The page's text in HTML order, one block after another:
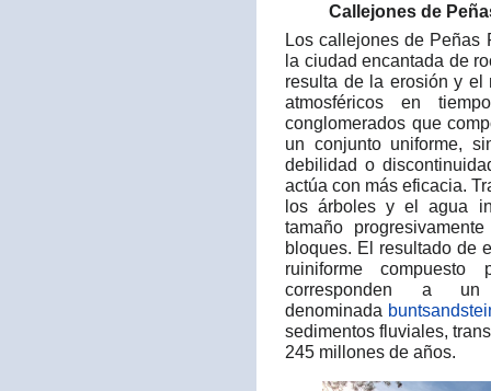
Callejones de
Los callejones de Peñas
la ciudad encantada de
resulta de la erosión y
atmosféricos en
conglomerados que
un conjunto uniforme,
debilidad o
actúa con más eficacia.
los árboles y el agua
tamaño
bloques. El resultado de
ruiniforme
corresponden a
denominada
sedimentos fluviales,
245 millones de años.